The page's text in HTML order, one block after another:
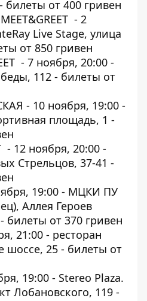
билеты от 400 гривен
- 2
Live Stage, улица
от 850 гривен
- 7 ноября, 20:00 -
112 - билеты от
- 10 ноября, 19:00 -
площадь, 1 -
- 12 ноября, 20:00 -
Стрельцов, 37-41 -
19:00 - МЦКИ ПУ
Аллея Героев
билеты от 370 гривен
21:00 - ресторан
шоссе, 25 - билеты от
19:00 - Stereo Plaza.
Лобановского, 119 -